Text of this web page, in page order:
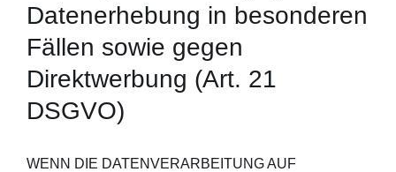
Datenerhebung in besonderen
Fällen sowie gegen
Direktwerbung (Art. 21
DSGVO)
WENN DIE DATENVERARBEITUNG AUF